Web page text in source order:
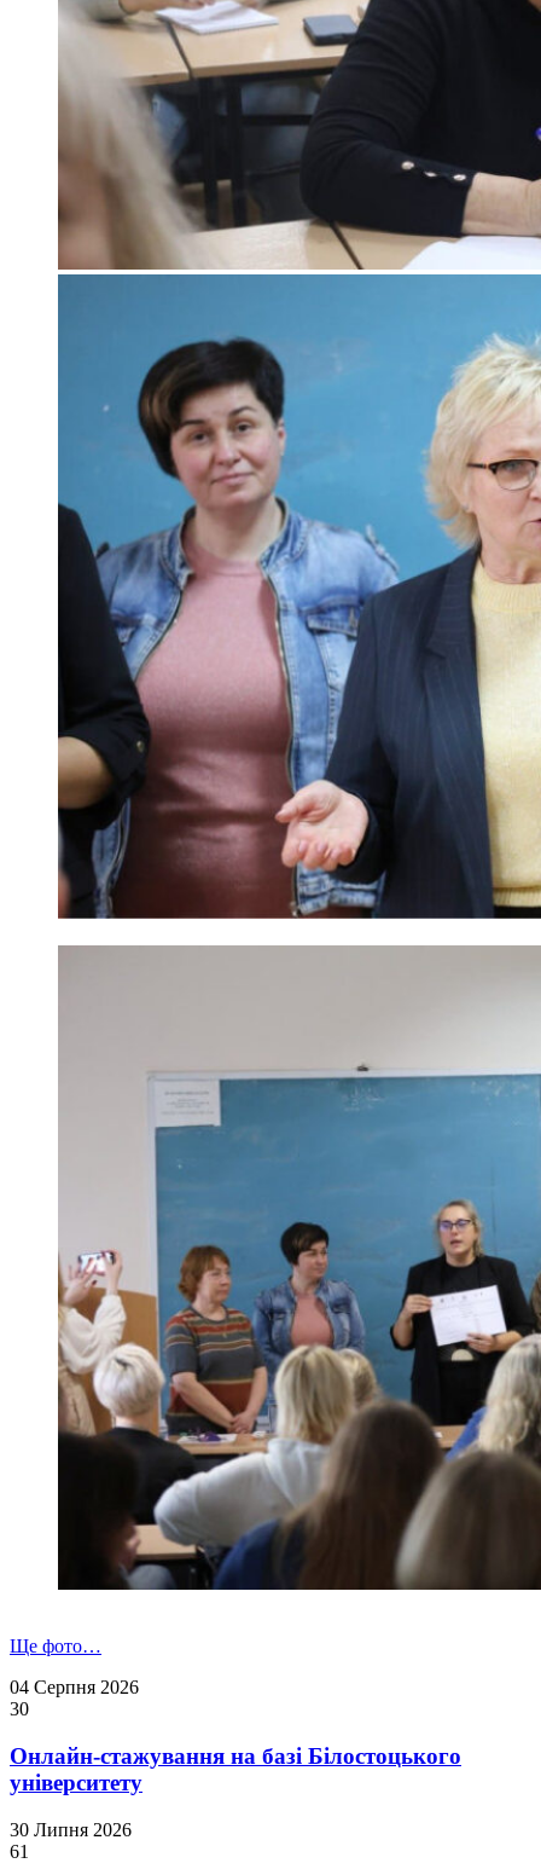
Ще фото…
04 Серпня 2026
30
Онлайн-стажування на базі Білостоцького
університету
30 Липня 2026
61